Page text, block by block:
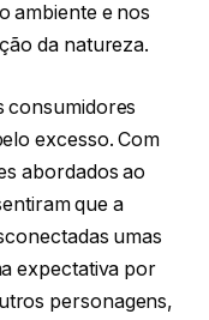
ambiente e nos
da natureza.
consumidores
excesso. Com
abordados ao
que a
umas
expectativa por
personagens,